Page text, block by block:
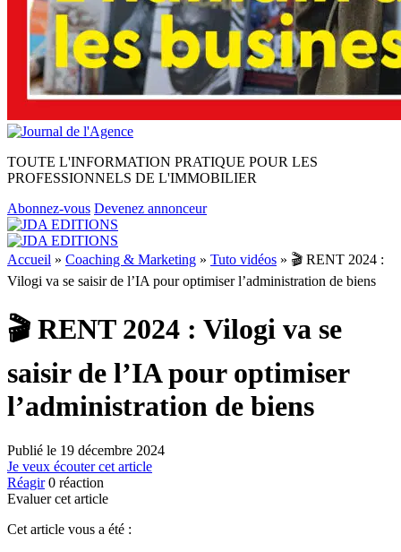
TOUTE L'INFORMATION PRATIQUE POUR LES
PROFESSIONNELS DE L'IMMOBILIER
Abonnez-vous Devenez annonceur
Accueil » Coaching & Marketing » Tuto vidéos » 🎬 RENT 2024 :
Vilogi va se saisir de l’IA pour optimiser l’administration de biens
🎬 RENT 2024 : Vilogi va se
saisir de l’IA pour optimiser
l’administration de biens
Publié le 19 décembre 2024
Je veux écouter cet article
Réagir 0 réaction
Evaluer cet article
Cet article vous a été :